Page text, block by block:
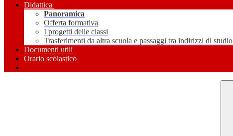
Didattica
Panoramica
Offerta formativa
I progetti delle classi
Trasferimenti da altra scuola e passaggi tra indirizzi di studio
Documenti utili
Orario scolastico